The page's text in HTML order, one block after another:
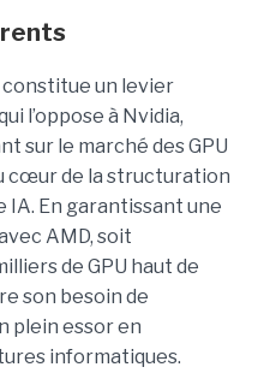
un levier
l’oppose à Nvidia,
sur le marché des GPU
cœur de la structuration
En garantissant une
AMD, soit
de GPU haut de
son besoin de
plein essor en
informatiques.